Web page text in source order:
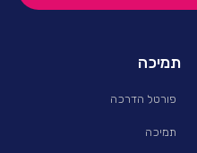
תמיכה
פורטל הדרכה
תמיכה